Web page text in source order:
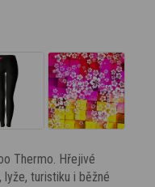
Thermo. Hřejivé
turistiku i běžné